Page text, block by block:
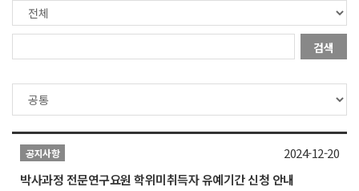
검색
공지사항
박사과정 전문연구요원 학위미취득자 유예기간 신청 안내
2024-12-20